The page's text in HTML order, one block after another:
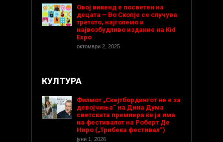
Овој викенд е посветен на
децата – Во Скопје се случува
третото, најголемо и
највозбудливо издание на Kid
Expo
октомври 2, 2025
КУЛТУРА
Филмот „Скејтбордингот не е за
девојчиња“ на Дина Дума
светската премиера ќе ја има
на фестивалот на Роберт Де
Ниро („Трибека фестивал“)
јуни 1, 2026